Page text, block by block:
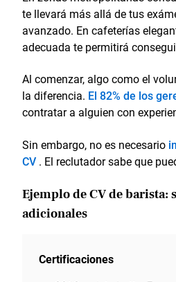
te llevará más allá de tus
avanzado. En cafeterías
adecuada te permitirá
Al comenzar, algo como el
la diferencia. El 82% de los
contratar a alguien con
Sin embargo, no es necesario
CV . El reclutador sabe que
Ejemplo de CV de barista:
adicionales
Certificaciones